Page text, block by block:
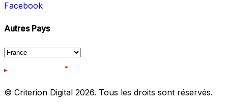
Facebook
Autres Pays
© Criterion Digital 2026. Tous les droits sont réservés.